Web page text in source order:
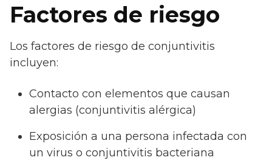
Factores de riesgo
Los factores de riesgo de conjuntivitis
incluyen:
Contacto con elementos que causan
alergias (conjuntivitis alérgica)
Exposición a una persona infectada con
un virus o conjuntivitis bacteriana